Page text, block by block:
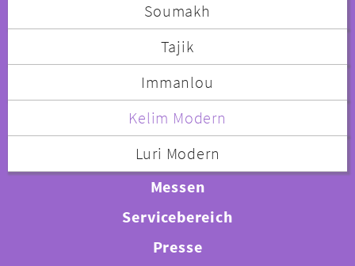
Soumakh
Tajik
Immanlou
Kelim Modern
Luri Modern
Messen
Servicebereich
Presse